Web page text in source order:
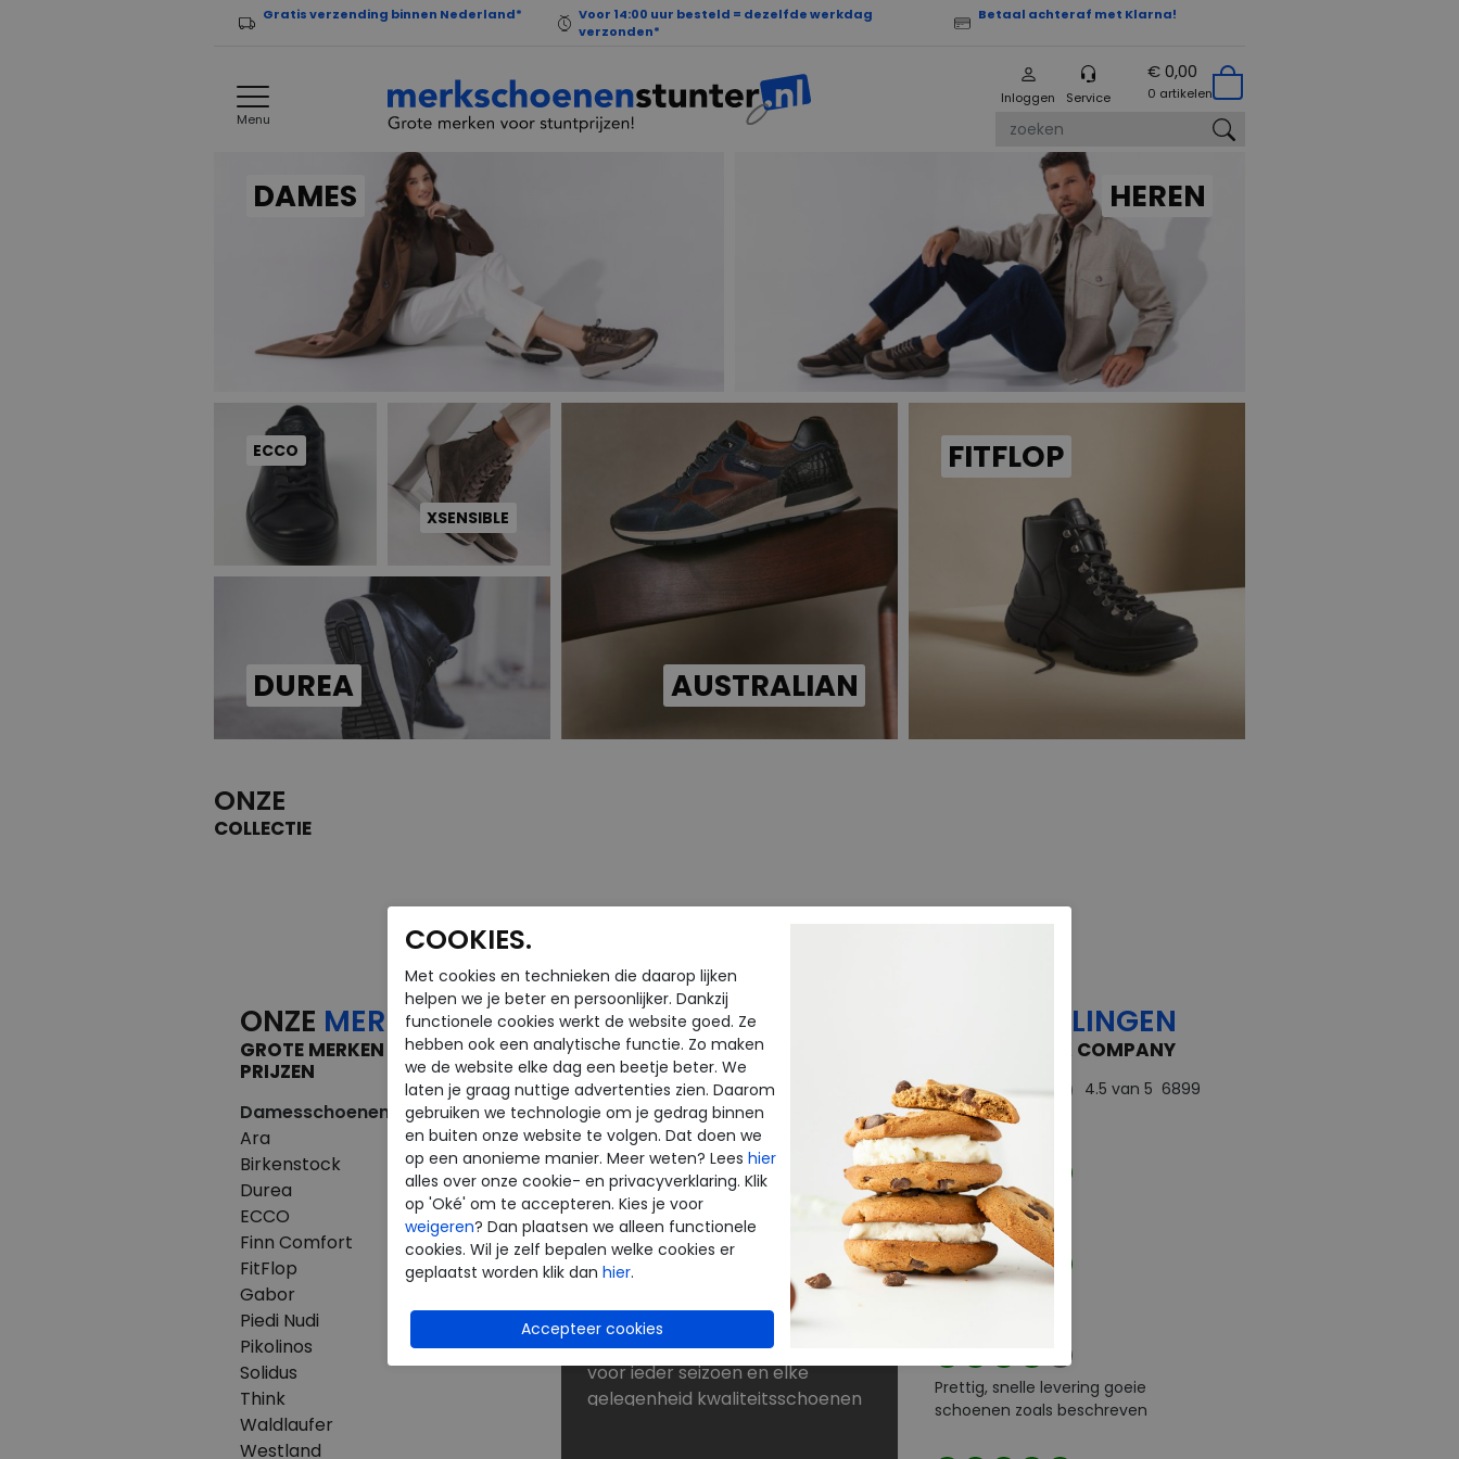
Gratis verzending binnen Nederland*
Voor 14:00 uur besteld = dezelfde werkdag
verzonden*
Betaal achteraf met Klarna!
Menu
Inloggen Service
€ 0,00
0 artikelen
DAMES HEREN
ECCO
XSENSIBLE
DUREA AUSTRALIAN
FITFLOP
ONZE
COLLECTIE
ONZE MERKEN
GROTE MERKEN VOOR KLEINE
PRIJZEN
Damesschoenen
Ara
Birkenstock
Durea
ECCO
Finn Comfort
FitFlop
Gabor
Piedi Nudi
Pikolinos
Solidus
Think
Waldlaufer
Westland
Herenschoenen
Australian
Birkenstock
Clarks
ECCO
Finn Comfort
Mephisto
Westland
NU KORTINGEN TOT 60%
Dé schoenen outlet met grote
merken
Bij Merkschoenenstunter vindt u
outlet schoenen van de beste
merken. De new arrivals van uw
favoriete merk verrassen elke
keer weer. Op zoek naar
schoenen voor lange
strandwandelingen? Naar
laarzen voor de winter? Of kunt u
nog wel een paar slippers of
sandalen gebruiken? U shopt
voor ieder seizoen en elke
gelegenheid kwaliteitsschoenen
BEOORDELINGEN
THE FEEDBACK COMPANY
4.5 van 5 6899
beoordelingen
Goed
Prettig, snelle levering goeie
schoenen zoals beschreven
COOKIES.
Met cookies en technieken die daarop lijken
helpen we je beter en persoonlijker. Dankzij
functionele cookies werkt de website goed. Ze
hebben ook een analytische functie. Zo maken
we de website elke dag een beetje beter. We
laten je graag nuttige advertenties zien. Daarom
gebruiken we technologie om je gedrag binnen
en buiten onze website te volgen. Dat doen we
op een anonieme manier. Meer weten? Lees hier
alles over onze cookie- en privacyverklaring. Klik
op 'Oké' om te accepteren. Kies je voor
weigeren? Dan plaatsen we alleen functionele
cookies. Wil je zelf bepalen welke cookies er
geplaatst worden klik dan hier.